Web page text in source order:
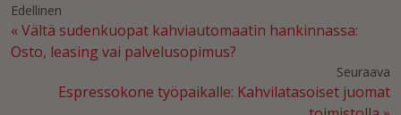
Edellinen
« Vältä sudenkuopat kahviautomaatin hankinnassa:
Osto, leasing vai palvelusopimus?
Seuraava
Espressokone työpaikalle: Kahvilatasoiset juomat